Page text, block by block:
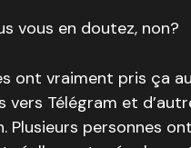
vous en doutez, non?
ont vraiment pris ça
vers Télégram et
Plusieurs personnes